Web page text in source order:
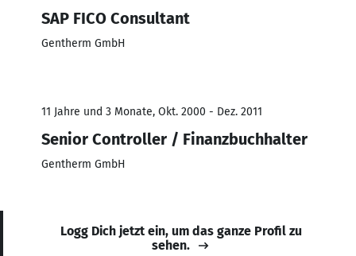
SAP FICO Consultant
Gentherm GmbH
11 Jahre und 3 Monate, Okt. 2000 - Dez. 2011
Senior Controller / Finanzbuchhalter
Gentherm GmbH
Logg Dich jetzt ein, um das ganze Profil zu
sehen.